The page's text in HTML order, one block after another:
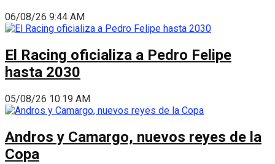
06/08/26 9:44 AM
El Racing oficializa a Pedro Felipe
hasta 2030
05/08/26 10:19 AM
Andros y Camargo, nuevos reyes de la
Copa